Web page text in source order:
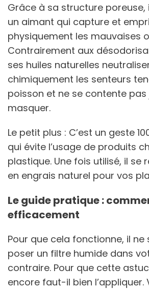
Grâce à sa structure
un aimant qui capture et
physiquement les mauvaises
Contrairement aux
ses huiles naturelles
chimiquement les senteurs
poisson et ne se contente pas
masquer.
Le petit plus : C’est un geste
qui évite l’usage de produits
plastique. Une fois utilisé, il se
en engrais naturel pour vos
Le guide pratique :
efficacement
Pour que cela fonctionne, il
poser un filtre humide dans
contraire. Pour que cette
encore faut-il bien